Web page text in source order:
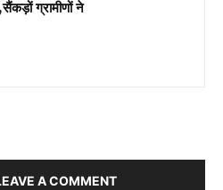
ग्रामीणों ने
A COMMENT